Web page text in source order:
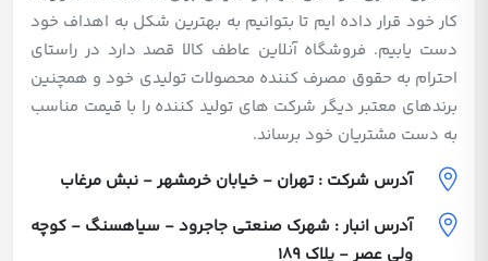
کار خود قرار داده ایم تا بتوانیم به بهترین شکل به اهداف خود
دست یابیم. فروشگاه آنلاین عاطف کالا قصد دارد در راستای
احترام به حقوق مصرف کننده محصولات تولیدی خود و همچنین
برندهای معتبر دیگر شرکت های تولید کننده را با قیمت مناسب
به دست مشتریان خود برساند.
آدرس شرکت : تهران - خیابان خرمشهر - نبش مرغاب
آدرس انبار : شهرک صنعتی جاجرود - سیاهسنگ - کوچه
ولی عصر - پلاک 189